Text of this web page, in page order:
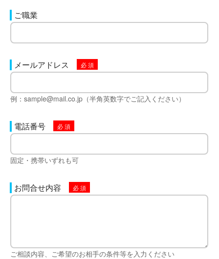
ご職業
メールアドレス
例：sample@mail.co.jp（半角英数字でご記入ください）
電話番号
固定・携帯いずれも可
お問合せ内容
ご相談内容、ご希望のお相手の条件等を入力ください